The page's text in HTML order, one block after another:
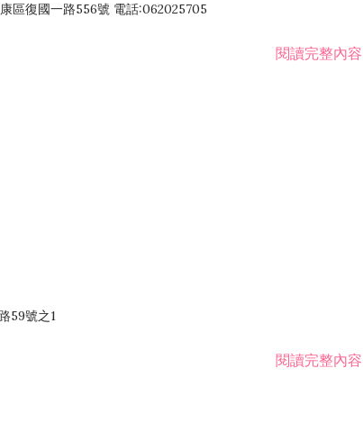
區復國一路556號 電話:062025705
閱讀完整內容
59號之1
閱讀完整內容